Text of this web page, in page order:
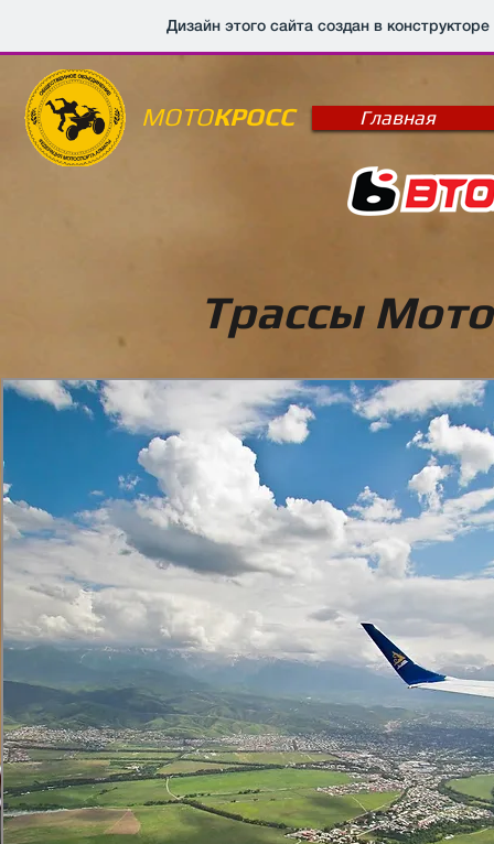
Дизайн этого сайта создан в конструкторе
МОТОКРОСС Главная
Трассы